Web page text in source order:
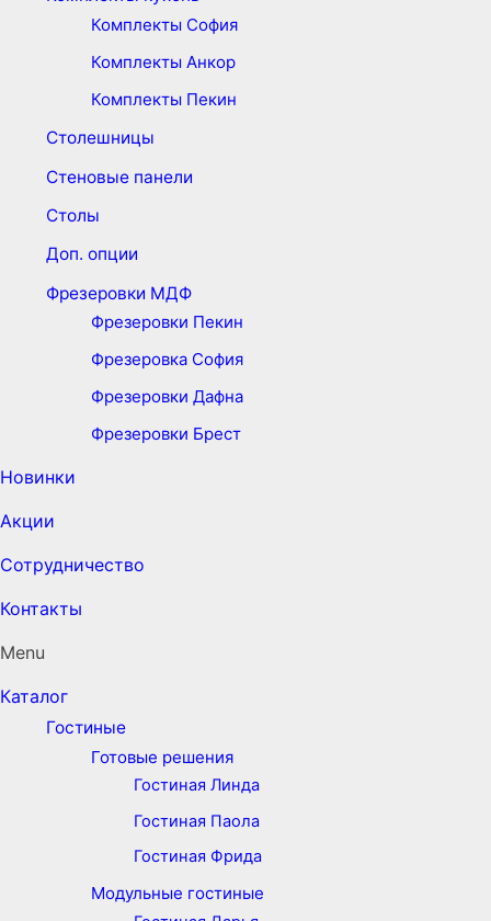
Комплекты София
Комплекты Анкор
Комплекты Пекин
Столешницы
Стеновые панели
Столы
Доп. опции
Фрезеровки МДФ
Фрезеровки Пекин
Фрезеровка София
Фрезеровки Дафна
Фрезеровки Брест
Новинки
Акции
Сотрудничество
Контакты
Menu
Каталог
Гостиные
Готовые решения
Гостиная Линда
Гостиная Паола
Гостиная Фрида
Модульные гостиные